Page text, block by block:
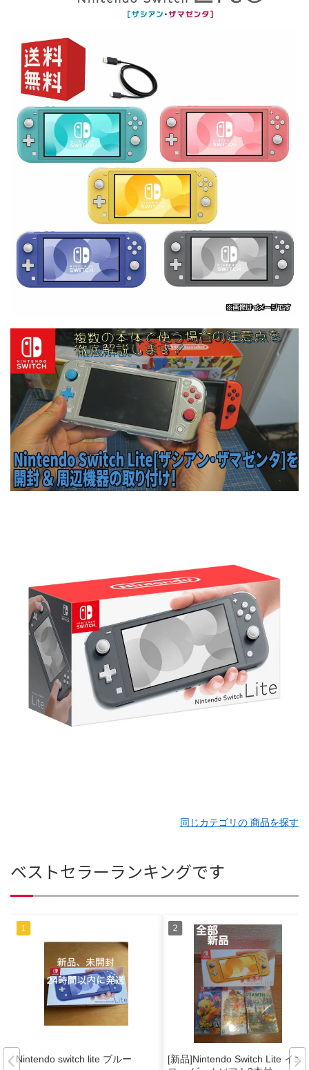
同じカテゴリの 商品を探す
ベストセラーランキングです
Nintendo switch lite ブルー
[新品]Nintendo Switch Lite イエ